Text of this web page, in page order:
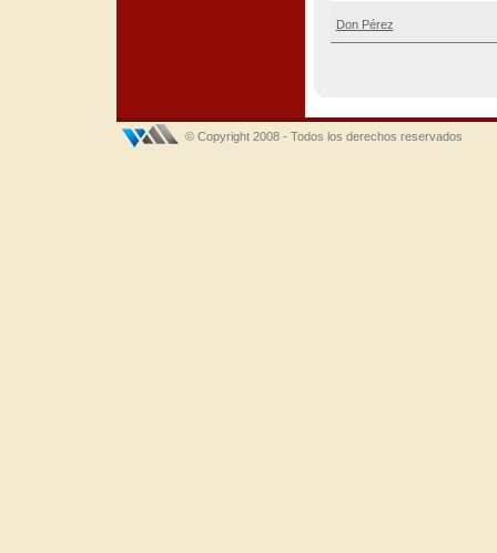
Don Pérez
© Copyright 2008 - Todos los derechos reservados